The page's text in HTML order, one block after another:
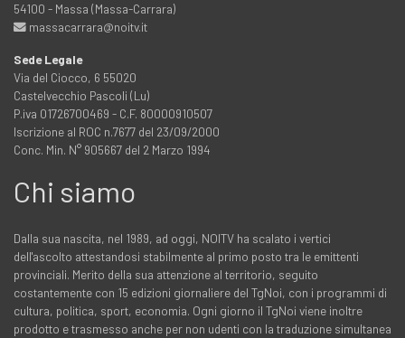
54100 - Massa (Massa-Carrara)
massacarrara@noitv.it
Sede Legale
Via del Ciocco, 6 55020
Castelvecchio Pascoli (Lu)
P.iva 01726700469 - C.F. 80000910507
Iscrizione al ROC n.7677 del 23/09/2000
Conc. Min. N° 905667 del 2 Marzo 1994
Chi siamo
Dalla sua nascita, nel 1989, ad oggi, NOITV ha scalato i vertici
dell'ascolto attestandosi stabilmente al primo posto tra le emittenti
provinciali. Merito della sua attenzione al territorio, seguito
costantemente con 15 edizioni giornaliere del TgNoi, con i programmi di
cultura, politica, sport, economia. Ogni giorno il TgNoi viene inoltre
prodotto e trasmesso anche per non udenti con la traduzione simultanea